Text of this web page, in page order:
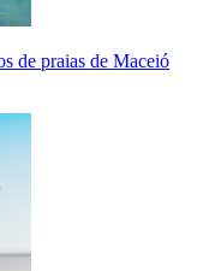
de praias de Maceió